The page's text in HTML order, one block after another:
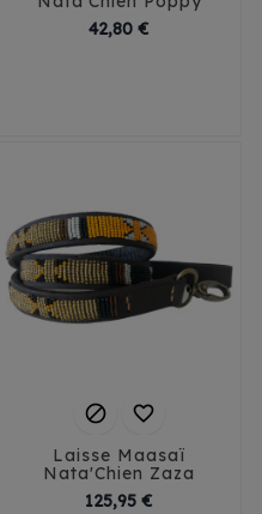
42,80 €
 
Laisse Maasaï
Nata'Chien Zaza
125,95 €